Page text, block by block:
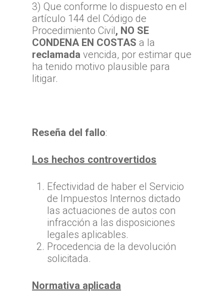
3) Que conforme lo dispuesto en el
artículo 144 del Código de
Procedimiento Civil, NO SE
CONDENA EN COSTAS a la
reclamadavencida, por estimar que
ha tenido motivo plausible para
litigar.
Reseña del fallo:
Los hechos controvertidos
Efectividad de haber el Servicio
de Impuestos Internos dictado
las actuaciones de autos con
infracción a las disposiciones
legales aplicables.
Procedencia de la devolución
solicitada.
Normativa aplicada